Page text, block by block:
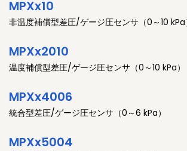
MPXx10
非温度補償型差圧/ゲージ圧センサ（0～10 kPa
MPXx2010
温度補償型差圧/ゲージ圧センサ（0～10 kPa）
MPXx4006
統合型差圧/ゲージ圧センサ（0～6 kPa）
MPXx5004